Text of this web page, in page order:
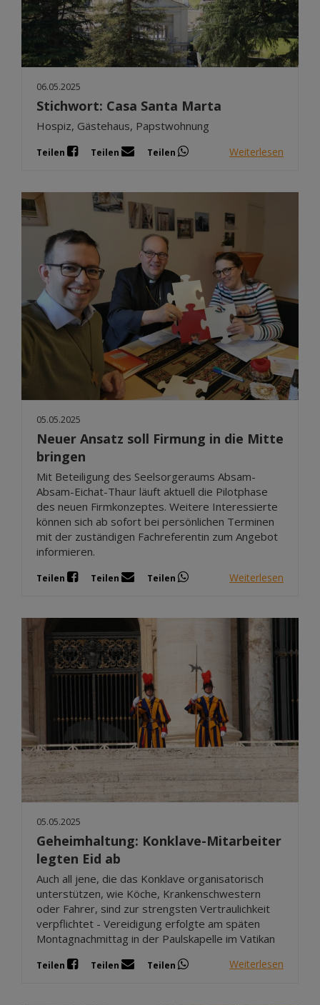
06.05.2025
Stichwort: Casa Santa Marta
Hospiz, Gästehaus, Papstwohnung
Teilen Teilen Teilen Weiterlesen
05.05.2025
Neuer Ansatz soll Firmung in die Mitte
bringen
Mit Beteiligung des Seelsorgeraums Absam-
Absam-Eichat-Thaur läuft aktuell die Pilotphase
des neuen Firmkonzeptes. Weitere Interessierte
können sich ab sofort bei persönlichen Terminen
mit der zuständigen Fachreferentin zum Angebot
informieren.
Teilen Teilen Teilen Weiterlesen
05.05.2025
Geheimhaltung: Konklave-Mitarbeiter
legten Eid ab
Auch all jene, die das Konklave organisatorisch
unterstützen, wie Köche, Krankenschwestern
oder Fahrer, sind zur strengsten Vertraulichkeit
verpflichtet - Vereidigung erfolgte am späten
Montagnachmittag in der Paulskapelle im Vatikan
Teilen Teilen Teilen Weiterlesen